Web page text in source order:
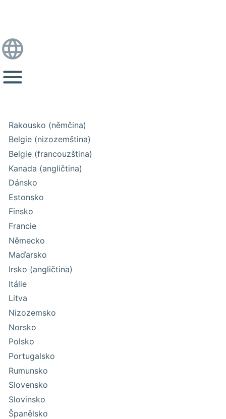
Rakousko (němčina)
Belgie (nizozemština)
Belgie (francouzština)
Kanada (angličtina)
Dánsko
Estonsko
Finsko
Francie
Německo
Maďarsko
Irsko (angličtina)
Itálie
Litva
Nizozemsko
Norsko
Polsko
Portugalsko
Rumunsko
Slovensko
Slovinsko
Španělsko